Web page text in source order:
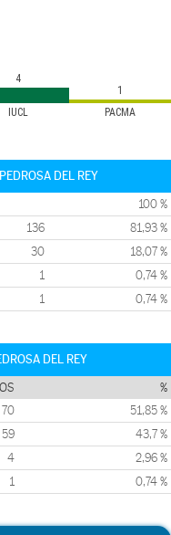
IUCL PACMA
4
1
DEL REY
100 %
136 81,93 %
30 18,07 %
1 0,74 %
1 0,74 %
DEL REY
%
70 51,85 %
59 43,7 %
4 2,96 %
1 0,74 %